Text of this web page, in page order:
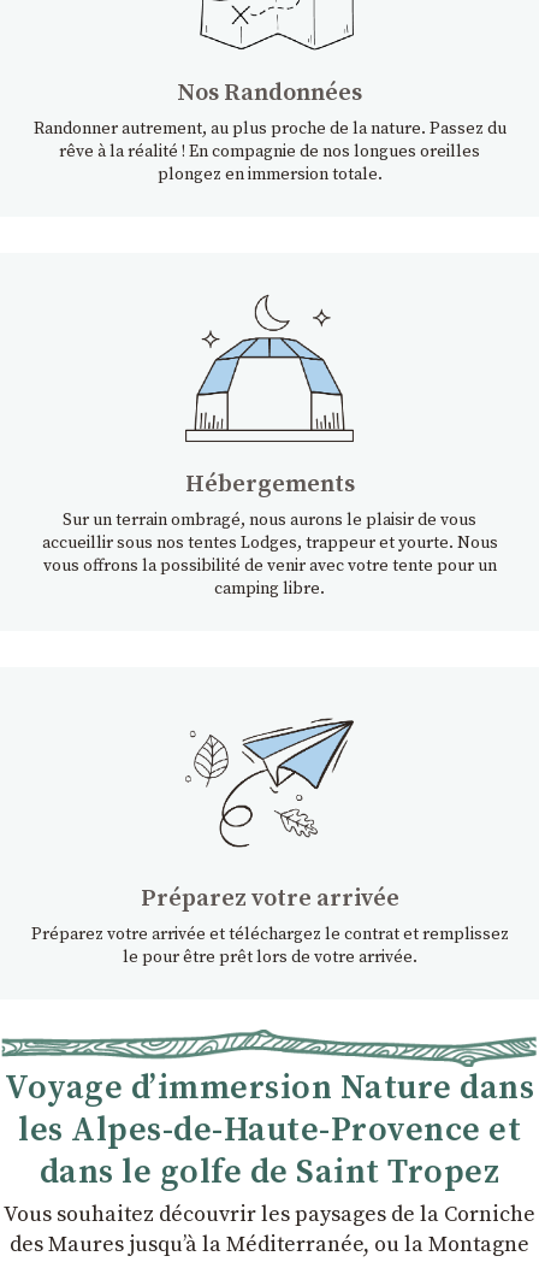
Nos Randonnées
Randonner autrement, au plus proche de la nature. Passez du
rêve à la réalité ! En compagnie de nos longues oreilles
plongez en immersion totale.
Hébergements
Sur un terrain ombragé, nous aurons le plaisir de vous
accueillir sous nos tentes Lodges, trappeur et yourte. Nous
vous offrons la possibilité de venir avec votre tente pour un
camping libre.
Préparez votre arrivée
Préparez votre arrivée et téléchargez le contrat et remplissez
le pour être prêt lors de votre arrivée.
Voyage d’immersion Nature dans
les Alpes-de-Haute-Provence et
dans le golfe de Saint Tropez
Vous souhaitez découvrir les paysages de la Corniche
des Maures jusqu’à la Méditerranée, ou la Montagne